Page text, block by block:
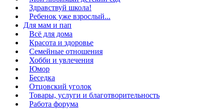
Здравствуй школа!
Ребенок уже взрослый...
Для мам и пап
Всё для дома
Красота и здоровье
Семейные отношения
Хобби и увлечения
Юмор
Беседка
Отцовский уголок
Товары, услуги и благотворительность
Работа форума